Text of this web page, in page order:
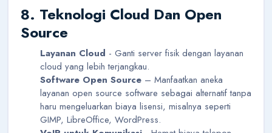
8. Teknologi Cloud Dan Open
Source
Layanan Cloud - Ganti server fisik dengan layanan
cloud yang lebih terjangkau.
Software Open Source – Manfaatkan aneka
layanan open source software sebagai alternatif tanpa
haru mengeluarkan biaya lisensi, misalnya seperti
GIMP, LibreOffice, WordPress.